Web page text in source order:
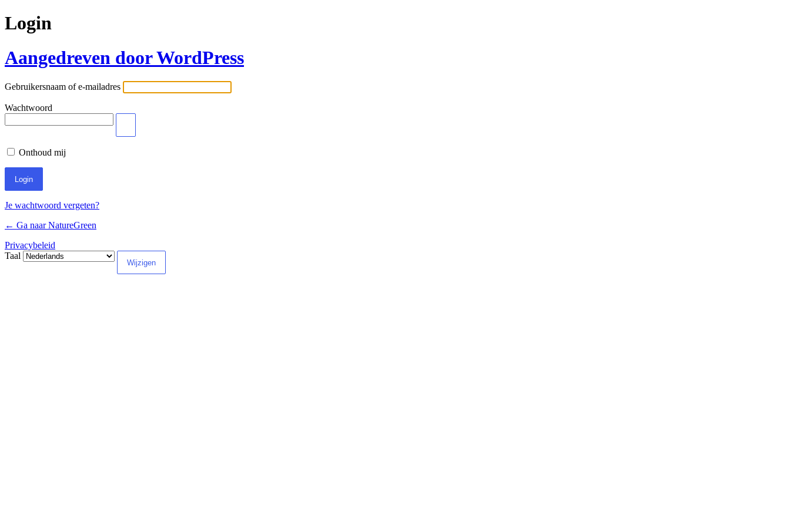
Login
Aangedreven door WordPress
Gebruikersnaam of e-mailadres
Wachtwoord
Onthoud mij
Je wachtwoord vergeten?
← Ga naar NatureGreen
Privacybeleid
Taal